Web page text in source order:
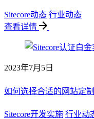
Sitecore动态 行业动态
查看详情
2023年7月5日
如何选择合适的网站定
Sitecore开发实施 行业动